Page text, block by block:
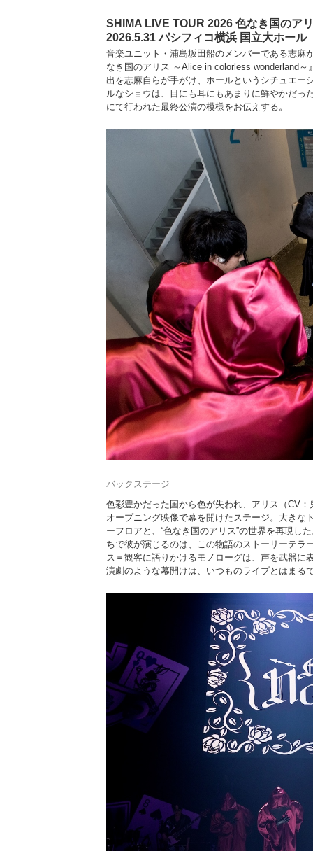
SHIMA LIVE TOUR 2026 色なき国の
2026.5.31 パシフィコ横浜 国立大ホール
音楽ユニット・浦島坂田船のメンバーである志麻
なき国のアリス ～Alice in colorless wonderland～
出を志麻自らが手がけ、ホールというシチュエー
ルなショウは、目にも耳にもあまりに鮮やかだっ
にて行われた最終公演の模様をお伝えする。
バックステージ
色彩豊かだった国から色が失われ、アリス（CV
オープニング映像で幕を開けたステージ。大きな
ーフロアと、“色なき国のアリス”の世界を再現し
ちで彼が演じるのは、この物語のストーリーテラ
ス＝観客に語りかけるモノローグは、声を武器
演劇のような幕開けは、いつものライブとはまる